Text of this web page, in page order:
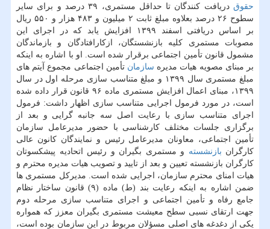
حقوق
دریافت کنندگان تا حداقل مستمری، ۳۹ درصد و برای سایر
سطوح ۲۶ درصد بعلاوه مبلغ ثابت ۲ میلیون و ۴۸۳ هزار و ۵۵۰ ریال
بر اساس دریافتی اسفند ۱۳۹۹ افزایش یابد که در اجرای این
مصوبات مستمری کلیه بازنشستگان، ازکارافتادگان و بازماندگان
مشمول قانون تأمین اجتماعی برقرار شده است. او با اشاره به اینکه
بر مبنای مصویه هیات مدیره سازمان تأمین اجتماعی مجموع آیتم های
مبلغ مستمری سال ۱۳۹۹ و مبلغ متناسب سازی مرحله اول در سال
۱۳۹۹، مبنای اعمال افزایش مستمری ماده ۹۶ قانون قرار داده شده
است، در مورد فرمول اجرایی متناسب سازی اظهار داشت: فرمول
اجرای متناسب سازی با رعایت اصل سه جانبه گرایی و بعد از
برگزاری جلسات مختلف کارشناسی با حضور مدیرعامل سازمان
تأمین اجتماعی، معاونان مدیرعامل رئیس و نمایندگان کانون عالی
کارگران بازنشسته و مستمری بگیران و رئیس اتحادیه پیشکسوتان
کارگران بازنشسته تعیین و بعد از تایید و تصویب هیات مدیره محترم و
هیات امنای محترم سازمان، اجرایی شده است. مدیرکل مستمری ها
ضمن اشاره به اینکه رعایت بند (ط) ماده (۹) قانون ساختار نظام
جامع رفاه و تأمین اجتماعی و اجرای متناسب سازی مرحله دوم
جهت ارتقای نسبی سطح معیشت مستمری بگیران معزز که همواره
یکی از دغدغه های اصلی مسؤلان مربوط در این سازمان بوده است،